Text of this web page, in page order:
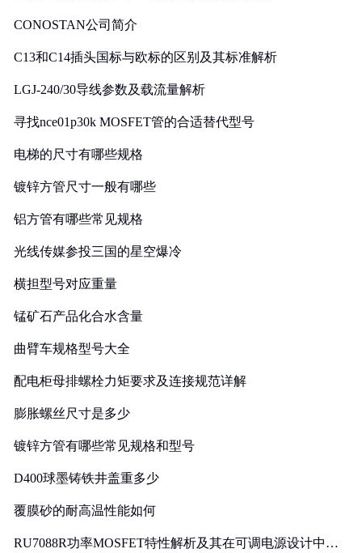
CONOSTAN公司简介
C13和C14插头国标与欧标的区别及其标准解析
LGJ-240/30导线参数及载流量解析
寻找nce01p30k MOSFET管的合适替代型号
电梯的尺寸有哪些规格
镀锌方管尺寸一般有哪些
铝方管有哪些常见规格
光线传媒参投三国的星空爆冷
横担型号对应重量
锰矿石产品化合水含量
曲臂车规格型号大全
配电柜母排螺栓力矩要求及连接规范详解
膨胀螺丝尺寸是多少
镀锌方管有哪些常见规格和型号
D400球墨铸铁井盖重多少
覆膜砂的耐高温性能如何
RU7088R功率MOSFET特性解析及其在可调电源设计中的